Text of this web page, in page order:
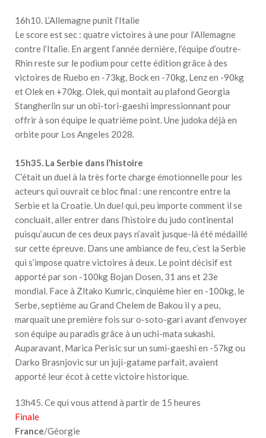
16h10. L’Allemagne punit l’Italie
Le score est sec : quatre victoires à une pour l’Allemagne
contre l’Italie. En argent l’année dernière, l’équipe d’outre-
Rhin reste sur le podium pour cette édition grâce à des
victoires de Ruebo en -73kg, Bock en -70kg, Lenz en -90kg
et Olek en +70kg. Olek, qui montait au plafond Georgia
Stangherlin sur un obi-tori-gaeshi impressionnant pour
offrir à son équipe le quatrième point. Une judoka déjà en
orbite pour Los Angeles 2028.
15h35. La Serbie dans l’histoire
C’était un duel à la très forte charge émotionnelle pour les
acteurs qui ouvrait ce bloc final : une rencontre entre la
Serbie et la Croatie. Un duel qui, peu importe comment il se
concluait, aller entrer dans l’histoire du judo continental
puisqu’aucun de ces deux pays n’avait jusque-là été médaillé
sur cette épreuve. Dans une ambiance de feu, c’est la Serbie
qui s’impose quatre victoires à deux. Le point décisif est
apporté par son -100kg Bojan Dosen, 31 ans et 23e
mondial. Face à Zltako Kumric, cinquième hier en -100kg, le
Serbe, septième au Grand Chelem de Bakou il y a peu,
marquait une première fois sur o-soto-gari avant d’envoyer
son équipe au paradis grâce à un uchi-mata sukashi.
Auparavant, Marica Perisic sur un sumi-gaeshi en -57kg ou
Darko Brasnjovic sur un juji-gatame parfait, avaient
apporté leur écot à cette victoire historique.
13h45. Ce qui vous attend à partir de 15 heures
Finale
France/Géorgie